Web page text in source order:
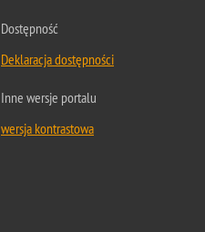
Dostępność
Deklaracja dostępności
Inne wersje portalu
wersja kontrastowa